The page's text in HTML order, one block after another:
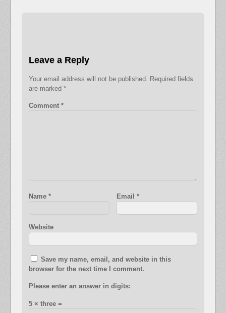
Leave a Reply
Your email address will not be published. Required fields
are marked*
Comment*
Name* Email *
Website
Save my name, email, and website in this
browser for the next time I comment.
Please enter an answer in digits:
5 × three =